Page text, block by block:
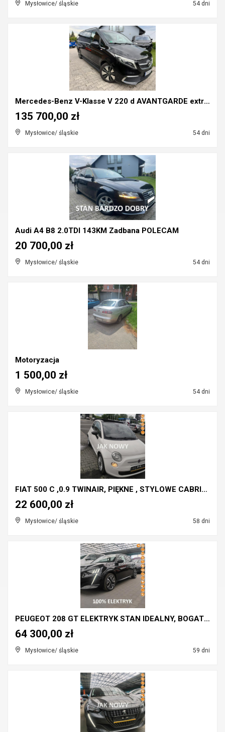
Mysłowice/ śląskie 54 dni
Mercedes-Benz V-Klasse V 220 d AVANTGARDE extralan...
Mysłowice/ śląskie 54 dni
135 700,00 zł
Audi A4 B8 2.0TDI 143KM Zadbana POLECAM
Mysłowice/ śląskie 54 dni
20 700,00 zł
Motoryzacja
Mysłowice/ śląskie 54 dni
1 500,00 zł
FIAT 500 C ,0.9 TWINAIR, PIĘKNE , STYLOWE CABRIO ,...
Mysłowice/ śląskie 58 dni
22 600,00 zł
PEUGEOT 208 GT ELEKTRYK STAN IDEALNY, BOGATE WYPOS...
Mysłowice/ śląskie 59 dni
64 300,00 zł